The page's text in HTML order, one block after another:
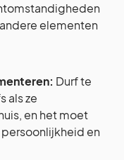
elementen
Durf te
als ze
en het moet
en